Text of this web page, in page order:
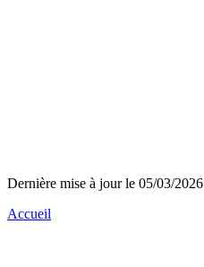
Dernière mise à jour le 05/03/2026
Accueil